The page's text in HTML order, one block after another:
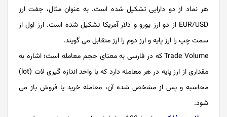
هر نماد از دو دارایی تشکیل شده است. به عنوان مثال، جفت ارز
EUR/USD از دو ارز یورو و دلار آمریکا تشکیل شده است. ارز اول از
سمت چپ را ارز پایه و ارز دوم را ارز متقابل می گویند.
Trade Volume که در فارسی به معنای حجم معامله است؛ اشاره به
مقداری از ارز پایه در هر معامله دارد که با واحد اندازه گیری لات (lot)
محاسبه و پس از مشخص شده آن، معامله خرید یا فروش باز می
شود.